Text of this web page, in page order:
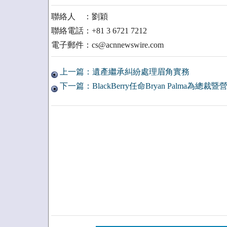
聯絡人 ：劉穎
聯絡電話：+81 3 6721 7212
電子郵件：cs@acnnewswire.com
上一篇：遺產繼承糾紛處理眉角實務
下一篇：BlackBerry任命Bryan Palma為總裁暨